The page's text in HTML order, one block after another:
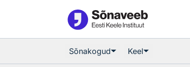
Sõnakogud Keel